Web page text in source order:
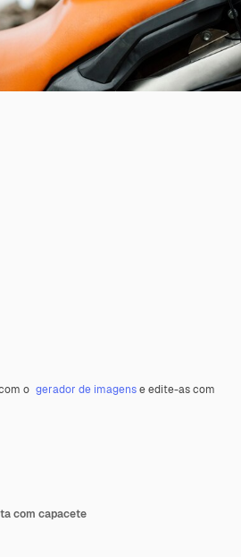
o gerador de imagense edite-as com
com capacete